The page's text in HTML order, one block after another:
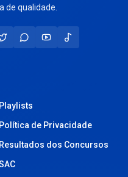
de qualidade.
Playlists
Política de Privacidade
Resultados dos Concursos